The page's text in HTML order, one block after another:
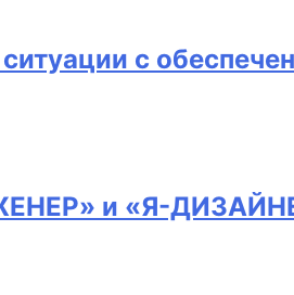
с
и «Я-